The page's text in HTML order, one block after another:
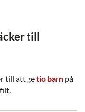
till
till att getio barnpå